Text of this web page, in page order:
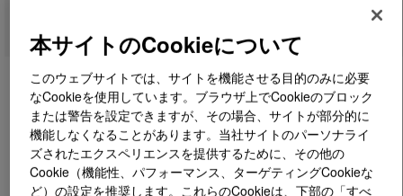
本サイトのCookieについて
このウェブサイトでは、サイトを機能させる目的のみに必要
なCookieを使用しています。ブラウザ上でCookieのブロック
または警告を設定できますが、その場合、サイトが部分的に
機能しなくなることがあります。当社サイトのパーソナライ
ズされたエクスペリエンスを提供するために、その他の
Cookie（機能性、パフォーマンス、ターゲティングCookieな
ど）の設定を推奨します。これらのCookieは、下部の「すべ